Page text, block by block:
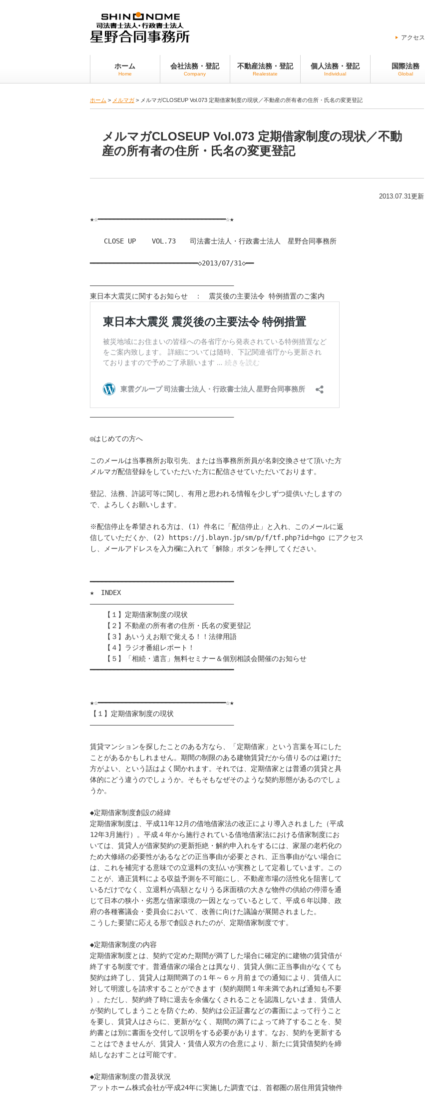
アクセス
ホーム
Home
会社法務・登記
Company
不動産法務・登記
Realestate
個人法務・登記
Individual
国際法務
Global
ホーム > メルマガ > メルマガCLOSEUP Vol.073 定期借家制度の現状／不動産の所有者の住所・氏名の変更登記
メルマガCLOSEUP Vol.073 定期借家制度の現状／不動
産の所有者の住所・氏名の変更登記
2013.07.31更新
★☆━━━━━━━━━━━━━━━━━━━━━━━━━━━━━━━━☆★
CLOSE UP    VOL.73　　司法書士法人・行政書士法人　星野合同事務所
━━━━━━━━━━━━━━━━━━━━━━━━━━━◇2013/07/31◇━━
――――――――――――――――――――――――――――――――――――
――――――――――――――――――――――――――――――――――――
◎はじめての方へ
このメールは当事務所お取引先、または当事務所所員が名刺交換させて頂いた方
メルマガ配信登録をしていただいた方に配信させていただいております。
登記、法務、許認可等に関し、有用と思われる情報を少しずつ提供いたしますの
で、よろしくお願いします。
※配信停止を希望される方は、(1) 件名に「配信停止」と入れ、このメールに返
信していただくか、(2) https://j.blayn.jp/sm/p/f/tf.php?id=hgo にアクセス
し、メールアドレスを入力欄に入れて「解除」ボタンを押してください。
━━━━━━━━━━━━━━━━━━━━━━━━━━━━━━━━━━━━
★　INDEX
――――――――――――――――――――――――――――――――――――
【１】定期借家制度の現状
【２】不動産の所有者の住所・氏名の変更登記
【３】あいうえお順で覚える！！法律用語
【４】ラジオ番組レポート！
【５】「相続・遺言」無料セミナー＆個別相談会開催のお知らせ
━━━━━━━━━━━━━━━━━━━━━━━━━━━━━━━━━━━━
★☆━━━━━━━━━━━━━━━━━━━━━━━━━━━━━━━━☆★
【１】定期借家制度の現状
――――――――――――――――――――――――――――――――――――
賃貸マンションを探したことのある方なら、「定期借家」という言葉を耳にした
ことがあるかもしれません。期間の制限のある建物賃貸だから借りるのは避けた
方がよい、という話はよく聞かれます。それでは、定期借家とは普通の賃貸と具
体的にどう違うのでしょうか。そもそもなぜそのような契約形態があるのでしょ
うか。
◆定期借家制度創設の経緯
定期借家制度は、平成11年12月の借地借家法の改正により導入されました（平成
12年3月施行）。平成４年から施行されている借地借家法における借家制度にお
いては、賃貸人が借家契約の更新拒絶・解約申入れをするには、家屋の老朽化の
ため大修繕の必要性があるなどの正当事由が必要とされ、正当事由がない場合に
は、これを補完する意味での立退料の支払いが実務として定着しています。この
ことが、適正賃料による収益予測を不可能にし、不動産市場の活性化を阻害して
いるだけでなく、立退料が高額となりうる床面積の大きな物件の供給の停滞を通
じて日本の狭小・劣悪な借家環境の一因となっているとして、平成６年以降、政
府の各種審議会・委員会において、改善に向けた議論が展開されました。
こうした要望に応える形で創設されたのが、定期借家制度です。
◆定期借家制度の内容
定期借家制度とは、契約で定めた期間が満了した場合に確定的に建物の賃貸借が
終了する制度です。普通借家の場合とは異なり、賃貸人側に正当事由がなくても
契約は終了し、賃貸人は期間満了の１年～６ヶ月前までの通知により、賃借人に
対して明渡しを請求することができます（契約期間１年未満であれば通知も不要
）。ただし、契約終了時に退去を余儀なくされることを認識しないまま、賃借人
が契約してしまうことを防ぐため、契約は公正証書などの書面によって行うこと
を要し、賃貸人はさらに、更新がなく、期間の満了によって終了することを、契
約書とは別に書面を交付して説明をする必要があります。なお、契約を更新する
ことはできませんが、賃貸人・賃借人双方の合意により、新たに賃貸借契約を締
結しなおすことは可能です。
◆定期借家制度の普及状況
アットホーム株式会社が平成24年に実施した調査では、首都圏の居住用賃貸物件